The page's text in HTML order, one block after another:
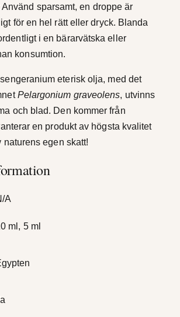
Använd sparsamt, en droppe är
för en hel rätt eller dryck. Blanda
i en bärarvätska eller
konsumtion.
eterisk olja, med det
Pelargonium graveolens, utvinns
och blad. Den kommer från
en produkt av högsta kvalitet
naturens egen skatt!
A
ml, 5 ml